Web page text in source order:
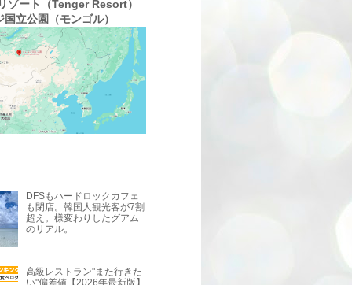
ゾート（Tenger Resort）
立公園（モンゴル）
DFSもハードロックカフェ
も閉店。韓国人観光客が7割
超え。様変わりしたグアム
のリアル。
高級レストラン"また行きた